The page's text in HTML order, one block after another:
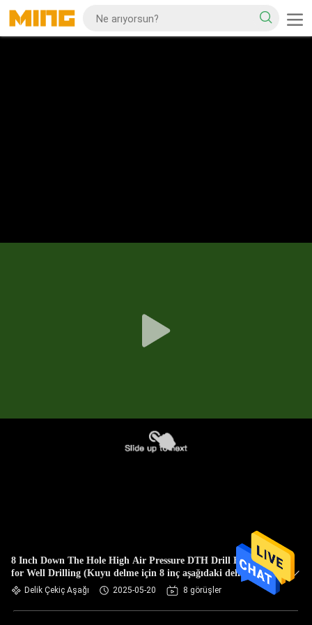
8 Inch Down The Hole High Air Pressure DTH Drill Hammer
for Well Drilling (Kuyu delme için 8 inç aşağıdaki delik
yüksek hava basıncı DTH delme çekici)
Delik Çekiç Aşağı 2025-05-20 8 görüşler